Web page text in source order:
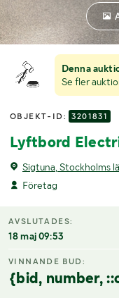
Denna
Se fler
OBJEKT-ID: 3201831
Lyftbord
Sigtuna, Stockholms
Företag
AVSLUTADES:
18 maj 09:53
VINNANDE BUD:
{bid, number,